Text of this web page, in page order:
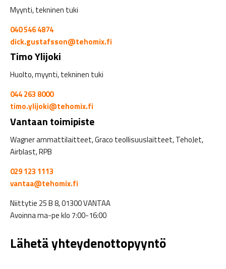
Myynti, tekninen tuki
040 546 4874
dick.gustafsson@tehomix.fi
Timo Ylijoki
Huolto, myynti, tekninen tuki
044 263 8000
timo.ylijoki@tehomix.fi
Vantaan toimipiste
Wagner ammattilaitteet, Graco teollisuuslaitteet, TehoJet,
Airblast, RPB
029 123 1113
vantaa@tehomix.fi
Niittytie 25 B 8, 01300 VANTAA
Avoinna ma-pe klo 7:00-16:00
Lähetä yhteydenottopyyntö